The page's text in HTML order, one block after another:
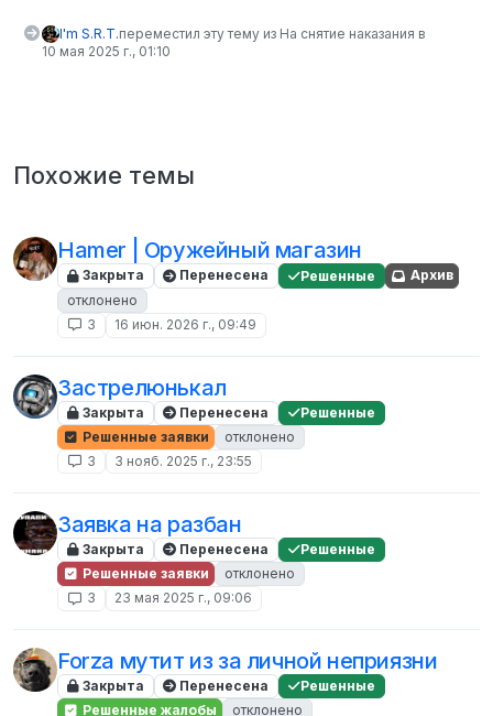
I'm S.R.T.переместил эту тему из На снятие наказания в
10 мая 2025 г., 01:10
Похожие темы
Hamer | Оружейный магазин
Закрыта Перенесена Решенные
Архив
отклонено
3
16 июн. 2026 г., 09:49
Застрелюнькал
Закрыта Перенесена
Решенные
Решенные заявки
отклонено
3
3 нояб. 2025 г., 23:55
Заявка на разбан
Закрыта Перенесена
Решенные
Решенные заявки
отклонено
3
23 мая 2025 г., 09:06
Forza мутит из за личной неприязни
Закрыта Перенесена
Решенные
Решенные жалобы
отклонено